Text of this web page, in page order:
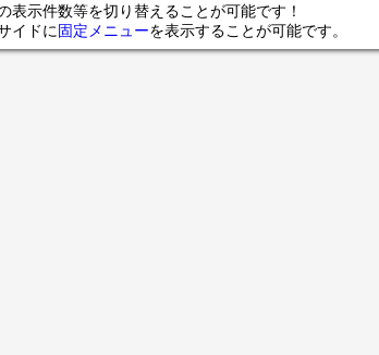
表示件数等を切り替えることが可能です！
イドに固定メニューを表示することが可能です。